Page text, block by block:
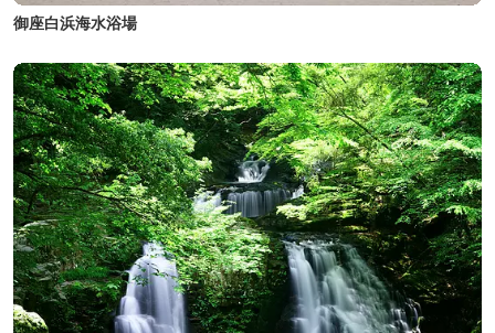
御座白浜海水浴場